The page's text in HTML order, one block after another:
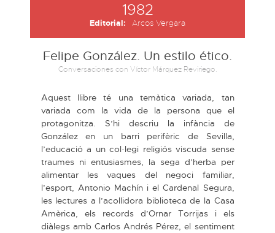
1982
Editorial: Arcos Vergara
Felipe González. Un estilo ético.
Conversaciones con Víctor Márquez Reviriego.
Aquest llibre té una temàtica variada, tan
variada com la vida de la persona que el
protagonitza. S’hi descriu la infància de
González en un barri perifèric de Sevilla,
l’educació a un col·legi religiós viscuda sense
traumes ni entusiasmes, la sega d’herba per
alimentar les vaques del negoci familiar,
l’esport, Antonio Machín i el Cardenal Segura,
les lectures a l’acollidora biblioteca de la Casa
Amèrica, els records d’Ornar Torrijas i els
diàlegs amb Carlos Andrés Pérez, el sentiment